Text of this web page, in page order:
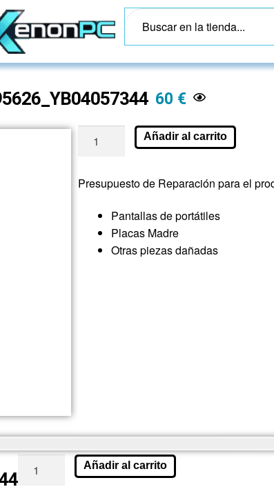
60 €
Añadir al carrito
Presupuesto de Reparación para el
Pantallas de portátiles
Placas Madre
Otras piezas dañadas
Añadir al carrito